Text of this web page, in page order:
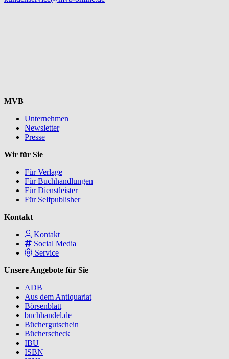
MVB
Unternehmen
Newsletter
Presse
Wir für Sie
Für Verlage
Für Buchhandlungen
Für Dienstleister
Für Selfpublisher
Kontakt
Kontakt
Social Media
Service
Unsere Angebote für Sie
ADB
Aus dem Antiquariat
Börsenblatt
buchhandel.de
Büchergutschein
Bücherscheck
IBU
ISBN